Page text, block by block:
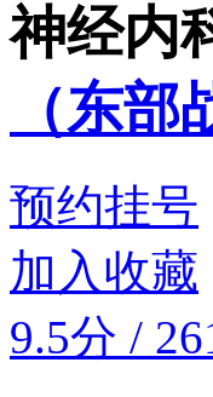
神经内
（东部
预约挂号
加入收藏
9.5分 /